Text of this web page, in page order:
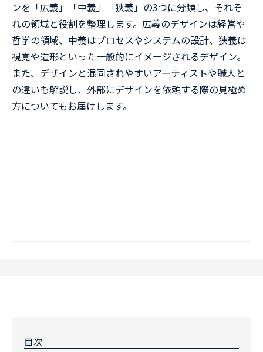
ンを「広義」「中義」「狭義」の3つに分類し、それぞ
れの領域と役割を整理します。広義のデザインは経営や
哲学の領域、中義はプロセスやシステムの設計、狭義は
視覚や造形といった一般的にイメージされるデザイン。
また、デザインと混同されやすいアーティストや職人と
の違いも解説し、外部にデザインを依頼する際の見極め
方についてもお届けします。
目次